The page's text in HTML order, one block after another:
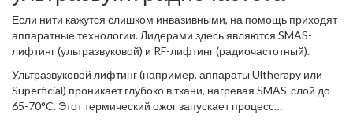
Если нити кажутся слишком инвазивными, на помощь приходят
аппаратные технологии. Лидерами здесь являются SMAS-
лифтинг(ультразвуковой) и RF-лифтинг(радиочастотный).
Ультразвуковой лифтинг(например, аппараты Ultherapy или
Superficial) проникает глубоко в ткани, нагревая SMAS-слой до
65-70°C. Этот термический ожог запускает процесс